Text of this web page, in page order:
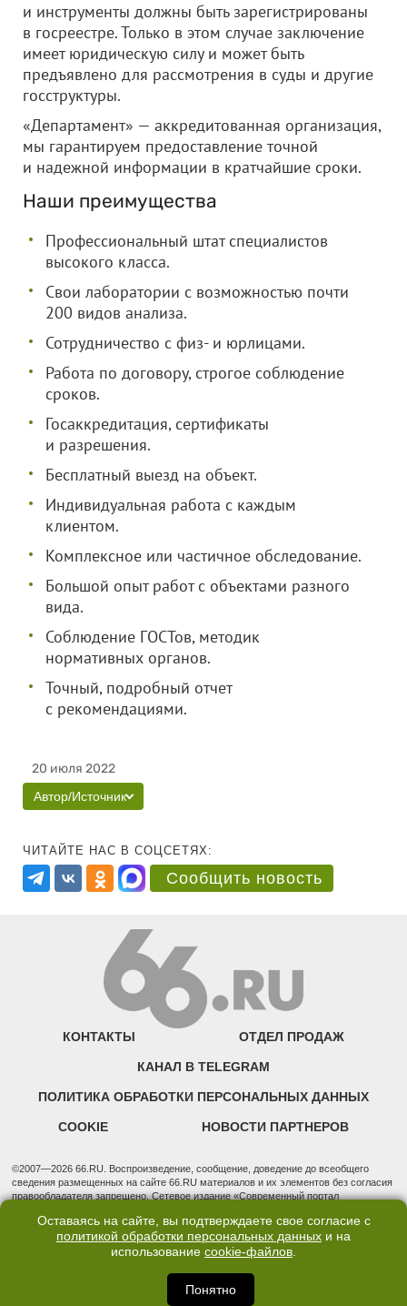
и инструменты должны быть зарегистрированы
в госреестре. Только в этом случае заключение
имеет юридическую силу и может быть
предъявлено для рассмотрения в суды и другие
госструктуры.
«Департамент» — аккредитованная организация,
мы гарантируем предоставление точной
и надежной информации в кратчайшие сроки.
Наши преимущества
Профессиональный штат специалистов
высокого класса.
Свои лаборатории с возможностью почти
200 видов анализа.
Сотрудничество с физ- и юрлицами.
Работа по договору, строгое соблюдение
сроков.
Госаккредитация, сертификаты
и разрешения.
Бесплатный выезд на объект.
Индивидуальная работа с каждым
клиентом.
Комплексное или частичное обследование.
Большой опыт работ с объектами разного
вида.
Соблюдение ГОСТов, методик
нормативных органов.
Точный, подробный отчет
с рекомендациями.
20 июля 2022
Автор/Источник
ЧИТАЙТЕ НАС В СОЦСЕТЯХ:
Сообщить новость
КОНТАКТЫ ОТДЕЛ ПРОДАЖ
КАНАЛ В TELEGRAM
ПОЛИТИКА ОБРАБОТКИ ПЕРСОНАЛЬНЫХ ДАННЫХ
COOKIE НОВОСТИ ПАРТНЕРОВ
©2007—2026 66.RU. Воспроизведение, сообщение, доведение до всеобщего
сведения размещенных на сайте 66.RU материалов и их элементов без согласия
правообладателя запрещено. Сетевое издание «Современный портал
надзору в сфере связи, информационных технологий и массовых коммуникаций
(Роскомнадзор). Регистрационный номер ЭЛ № ФС 77 - 76634 от 02.09.2019
Учредитель: Общество с ограниченной ответственностью "66.ру". Юридический
3, оф. 7015 Фактический адрес редакции и отдела продаж: 620014, Свердловская
обл., г. Екатеринбург, ул. Бориса Ельцина, д. 3, оф. 7015, +7 (343) 288-50-66
Оставаясь на сайте, вы подтверждаете свое согласие с
политикой обработки персональных данных и на
использование cookie-файлов.
Понятно